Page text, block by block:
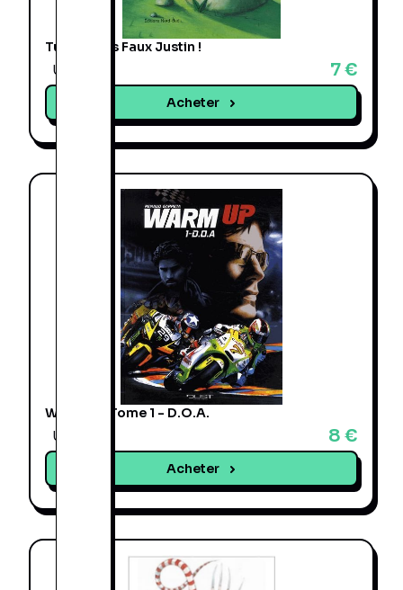
Tu Chantes Faux Justin !
Une offre
7 €
Acheter
Warm Up Tome 1 - D.O.A.
Une offre
8 €
Acheter